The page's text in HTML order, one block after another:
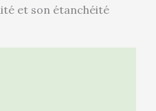
et son étanchéité